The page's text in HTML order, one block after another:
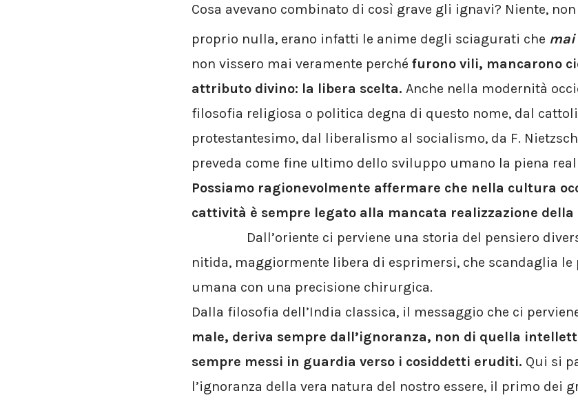
Cosa avevano combinato di così grave gli ignavi? Niente,
proprio nulla, erano infatti le anime degli sciagurati che mai
non vissero mai veramente perché furono vili, mancarono
attributo divino: la libera scelta. Anche nella modernità
filosofia religiosa o politica degna di questo nome, dal
protestantesimo, dal liberalismo al socialismo, da F.
preveda come fine ultimo dello sviluppo umano la piena
Possiamo ragionevolmente affermare che nella cultura
cattività è sempre legato alla mancata realizzazione
Dall’oriente ci perviene una storia del pensiero
nitida, maggiormente libera di esprimersi, che scandaglia
umana con una precisione chirurgica.
Dalla filosofia dell’India classica, il messaggio che ci
male, deriva sempre dall’ignoranza, non di quella
sempre messi in guardia verso i cosiddetti eruditi. Qui si
l’ignoranza della vera natura del nostro essere, il primo dei